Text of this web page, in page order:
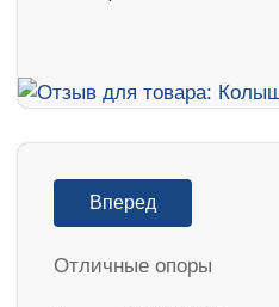
Вперед
Отличные опоры